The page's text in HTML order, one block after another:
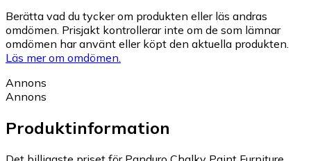
Berätta vad du tycker om produkten eller läs andras
omdömen. Prisjakt kontrollerar inte om de som lämnar
omdömen har använt eller köpt den aktuella produkten.
Läs mer om omdömen.
Annons
Annons
Produktinformation